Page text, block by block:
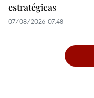
estratégicas
07/08/2026 07:48